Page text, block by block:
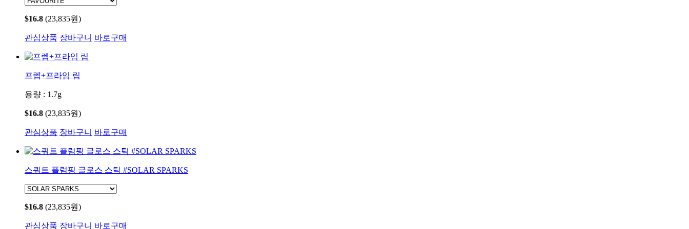
$16.8 (23,835원)
관심상품 장바구니 바로구매
프렙+프라임 립
용량 : 1.7g
$16.8 (23,835원)
관심상품 장바구니 바로구매
스쿼트 플럼핑 글로스 스틱 #SOLAR SPARKS
$16.8 (23,835원)
관심상품 장바구니 바로구매